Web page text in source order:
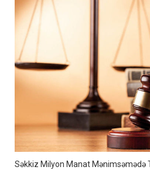
Səkkiz Milyon Manat Mənimsəmədə